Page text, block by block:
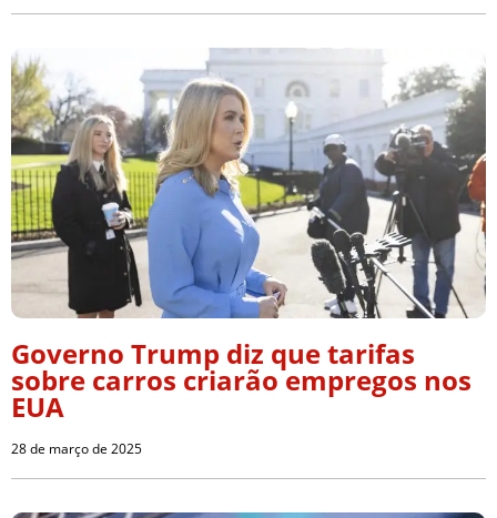
Governo Trump diz que tarifas
sobre carros criarão empregos nos
EUA
28 de março de 2025